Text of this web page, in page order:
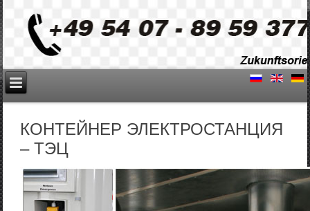
КОНТЕЙНЕР ЭЛЕКТРОСТАНЦИЯ
– ТЭЦ